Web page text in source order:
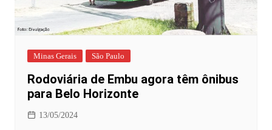
Minas Gerais São Paulo
Rodoviária de Embu agora têm ônibus
para Belo Horizonte
13/05/2024